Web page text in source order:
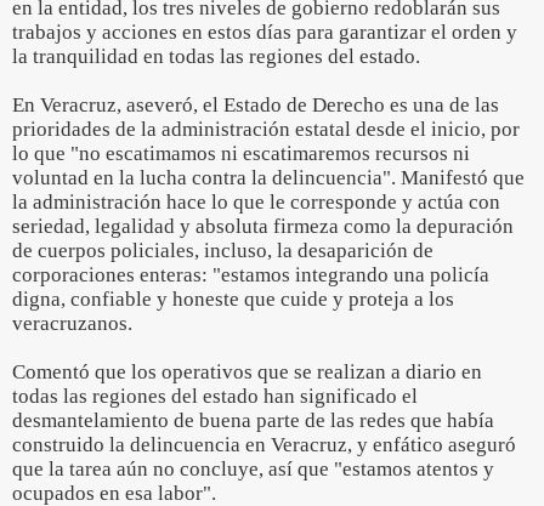
en la entidad, los tres niveles de gobierno redoblarán sus
trabajos y acciones en estos días para garantizar el orden y
la tranquilidad en todas las regiones del estado.
En Veracruz, aseveró, el Estado de Derecho es una de las
prioridades de la administración estatal desde el inicio, por
lo que "no escatimamos ni escatimaremos recursos ni
voluntad en la lucha contra la delincuencia". Manifestó que
la administración hace lo que le corresponde y actúa con
seriedad, legalidad y absoluta firmeza como la depuración
de cuerpos policiales, incluso, la desaparición de
corporaciones enteras: "estamos integrando una policía
digna, confiable y honeste que cuide y proteja a los
veracruzanos.
Comentó que los operativos que se realizan a diario en
todas las regiones del estado han significado el
desmantelamiento de buena parte de las redes que había
construido la delincuencia en Veracruz, y enfático aseguró
que la tarea aún no concluye, así que "estamos atentos y
ocupados en esa labor".